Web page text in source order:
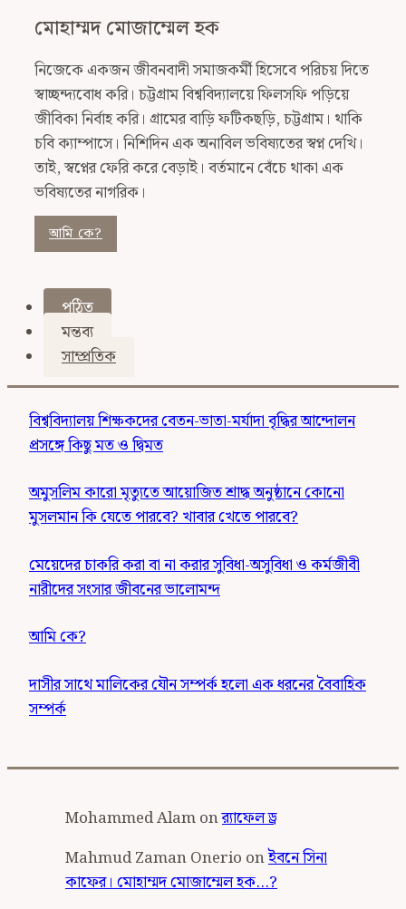
মোহাম্মদ মোজাম্মেল হক
নিজেকে একজন জীবনবাদী সমাজকর্মী হিসেবে পরিচয় দিতে
স্বাচ্ছন্দ্যবোধ করি। চট্টগ্রাম বিশ্ববিদ্যালয়ে ফিলসফি পড়িয়ে
জীবিকা নির্বাহ করি। গ্রামের বাড়ি ফটিকছড়ি, চট্টগ্রাম। থাকি
চবি ক্যাম্পাসে। নিশিদিন এক অনাবিল ভবিষ্যতের স্বপ্ন দেখি।
তাই, স্বপ্নের ফেরি করে বেড়াই। বর্তমানে বেঁচে থাকা এক
ভবিষ্যতের নাগরিক।
আমি কে?
পঠিত
মন্তব্য
সাম্প্রতিক
বিশ্ববিদ্যালয় শিক্ষকদের বেতন-ভাতা-মর্যাদা বৃদ্ধির আন্দোলন
প্রসঙ্গে কিছু মত ও দ্বিমত
অমুসলিম কারো মৃত্যুতে আয়োজিত শ্রাদ্ধ অনুষ্ঠানে কোনো
মুসলমান কি যেতে পারবে? খাবার খেতে পারবে?
মেয়েদের চাকরি করা বা না করার সুবিধা-অসুবিধা ও কর্মজীবী
নারীদের সংসার জীবনের ভালোমন্দ
আমি কে?
দাসীর সাথে মালিকের যৌন সম্পর্ক হলো এক ধরনের বৈবাহিক
সম্পর্ক
Mohammed Alamonর‍্যাফেল ড্র
Mahmud Zaman Onerio onইবনে সিনা
কাফের। মোহাম্মদ মোজাম্মেল হক…?